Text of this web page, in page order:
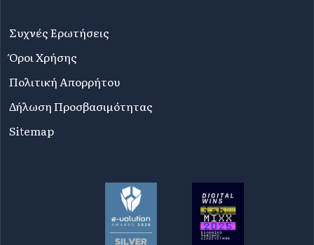
Συχνές Ερωτήσεις
Όροι Χρήσης
Πολιτική Απορρήτου
Δήλωση Προσβασιμότητας
Sitemap